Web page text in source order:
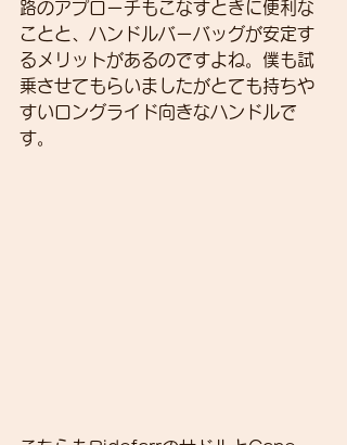
路のアプローチもこなすときに便利な
ことと、ハンドルバーバッグが安定す
るメリットがあるのですよね。僕も試
乗させてもらいましたがとても持ちや
すいロングライド向きなハンドルで
す。